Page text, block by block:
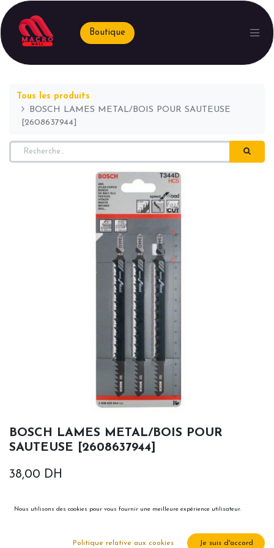
Boutique
Tous les produits
BOSCH LAMES METAL/BOIS POUR SAUTEUSE
[2608637944]
BOSCH LAMES METAL/BOIS POUR
SAUTEUSE [2608637944]
38,00 DH
Nous utilisons des cookies pour vous fournir une meilleure expérience utilisateur.
Politique relative aux cookies Je suis d'accord